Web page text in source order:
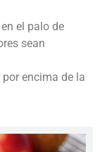
el palo de
sean
encima de la